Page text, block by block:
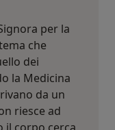
per la
che
dei
la Medicina
da un
riesce ad